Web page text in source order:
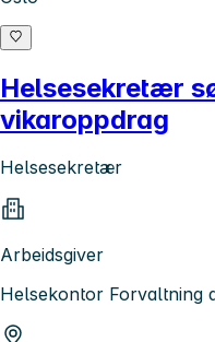
Helsesekretær
vikaroppdrag
Helsesekretær
Arbeidsgiver
Helsekontor Forvaltning